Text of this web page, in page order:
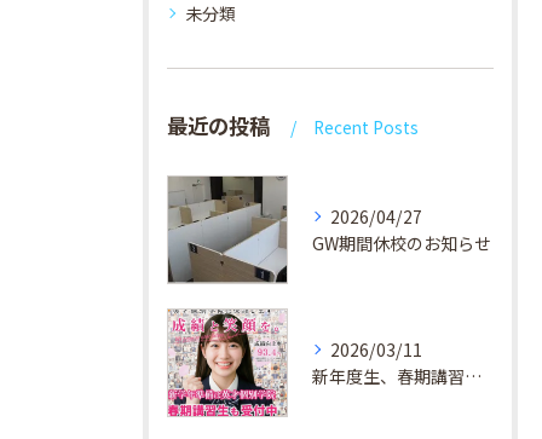
未分類
最近の投稿 Recent Posts
2026/04/27
GW期間休校のお知らせ
2026/03/11
新年度生、春期講習生 受付中！